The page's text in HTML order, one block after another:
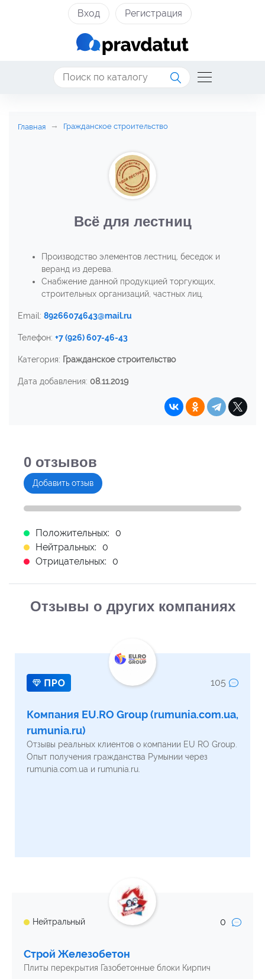
Вход Регистрация
Главная Гражданское строительство
Всё для лестниц
Производство элементов лестниц, беседок и
веранд из дерева.
Снабжение данной продукцией торгующих,
строительных организаций, частных лиц.
Email: 89266074643@mail.ru
Телефон: +7 (926) 607-46-43
Категория: Гражданское строительство
Дата добавления: 08.11.2019
0 отзывов
Добавить отзыв
Положительных:
0
Нейтральных:
0
Отрицательных:
0
Отзывы о других компаниях
105
Компания EU.RO Group (rumunia.com.ua,
rumunia.ru)
Отзывы реальных клиентов о компании EU RO Group.
Опыт получения гражданства Румынии через
rumunia.com.ua и rumunia.ru.
Нейтральный 0
Строй Железобетон
Плиты перекрытия Газобетонные блоки Кирпич